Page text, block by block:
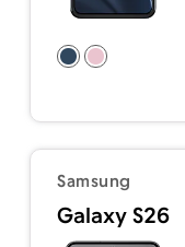
Samsung
Galaxy S26